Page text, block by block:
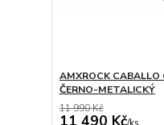
AMXROCK CABALLO
ČERNO-METALICKÝ
11 990 Kč
11 490 Kč